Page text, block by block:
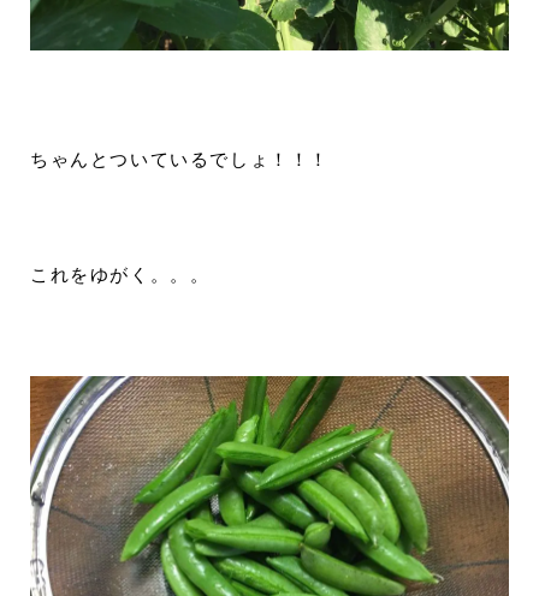
ちゃんとついているでしょ！！！
これをゆがく。。。